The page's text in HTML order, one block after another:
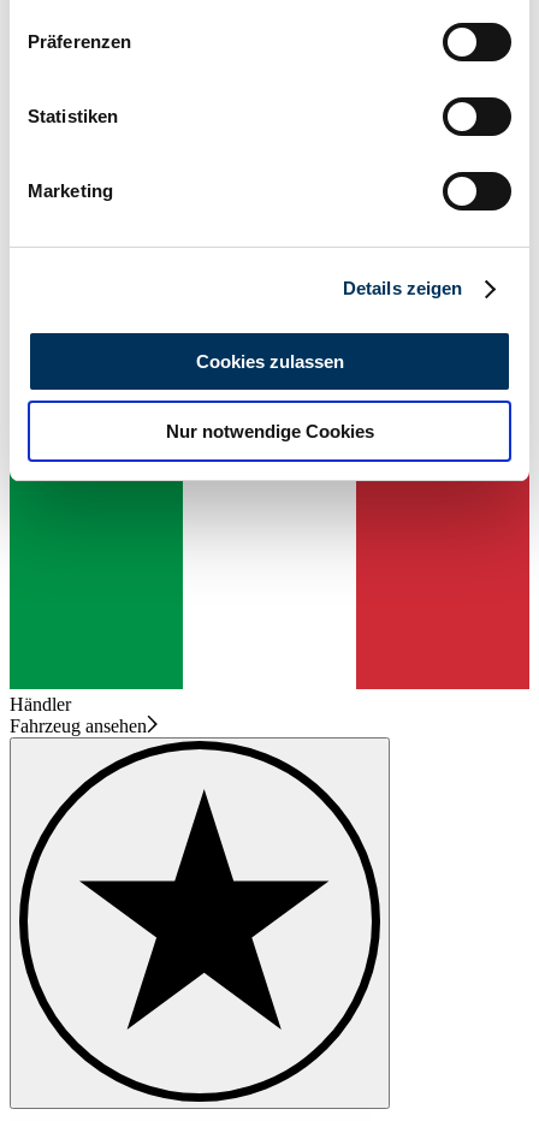
Informationen über Ihre geografische Lage
können
bestimmten Merkmalen (Fingerprinting) identifizieren
Erfahren Sie mehr darüber, wie Ihre persönlichen Daten
analysieren. Außerdem geben wir Informationen zu Ihrer
Verwendung unserer Website an unsere Partner für
soziale Medien, Werbung und Analysen weiter. Unsere
Präferenzen
Statistiken
Marketing
Details zeigen
Cookies zulassen
Nur notwendige Cookies
Händler
Fahrzeug ansehen